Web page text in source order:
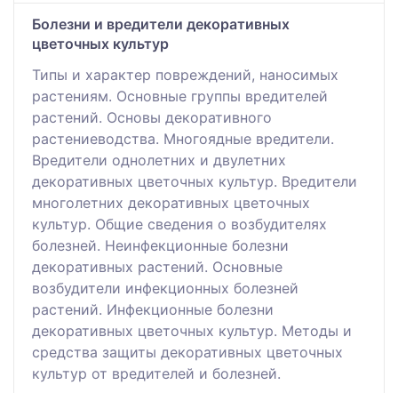
Болезни и вредители декоративных
цветочных культур
Типы и характер повреждений, наносимых
растениям. Основные группы вредителей
растений. Основы декоративного
растениеводства. Многоядные вредители.
Вредители однолетних и двулетних
декоративных цветочных культур. Вредители
многолетних декоративных цветочных
культур. Общие сведения о возбудителях
болезней. Неинфекционные болезни
декоративных растений. Основные
возбудители инфекционных болезней
растений. Инфекционные болезни
декоративных цветочных культур. Методы и
средства защиты декоративных цветочных
культур от вредителей и болезней.